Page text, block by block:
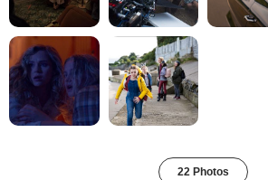
22 Photos